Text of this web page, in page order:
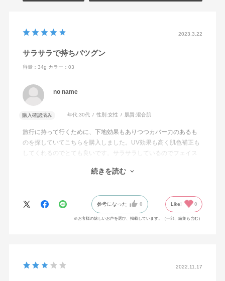
2023.3.22
サラサラで持ちバツグン
容量：34g カラー：03
no name
購入確認済み 年代:30代 性別:女性 肌質:混合肌
旅行に持って行くために、下地効果もありつつカバー力のあるも
のを探していてこちらを購入しました。UV効果も高く肌色補正も
してくれるのでとても良いです。サラサラしているのでフェイス
クが完成するのでかなり時短できて買ってよかったです。匂いは
が薄くなります。日中気になることはないと思います。
続きを読む
参考になった 0 Like! 0
※お客様の嬉しいお声を選び、掲載しています。（一部、編集も含む）
2022.11.17